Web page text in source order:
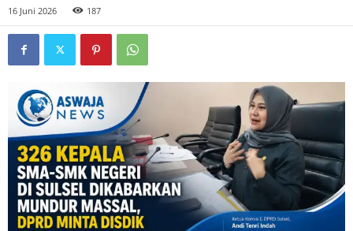
16 Juni 2026 187